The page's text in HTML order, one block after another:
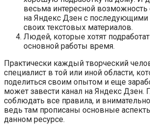
весьма интересной возможность
на Яндекс Дзен с последующими
своих текстовых материалов.
Людей, которые хотят
основной работы время.
Практически каждый творческий
специалист в той или иной области,
поделиться своим опытом и еще
может завести канал на Яндекс Дзен.
соблюдать все правила, и
ведь там прописаны основные
данном ресурсе.